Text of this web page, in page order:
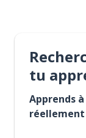
tu
Apprends
réellement